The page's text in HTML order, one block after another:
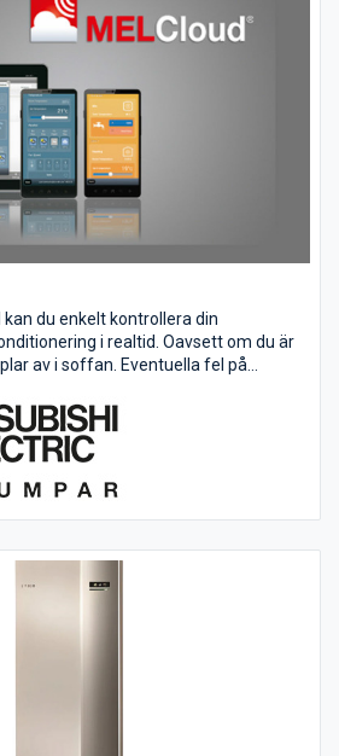
kan du enkelt kontrollera din
i realtid. Oavsett om du är
av i soffan. Eventuella fel på
att visas i din display och på